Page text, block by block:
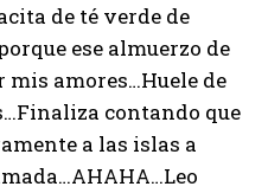
de té verde de
ese almuerzo de
mis amores…Huele de
contando que
a las islas a